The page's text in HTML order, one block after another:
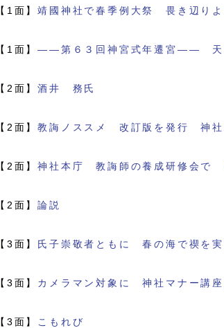
【1面】靖國神社で春季例大祭 畏き辺り
【1面】――第６３回神宮式年遷宮―― 天
【2面】酒井 務氏
【2面】教誨ノススメ 改訂版を発行 神社
【2面】神社本庁 教誨師の養成研修会で
【2面】論説
【3面】 氏子崇敬者ともに 春の海で禊を
【3面】 カメラマン対象に 神社マナー講
【3面】 こもれび